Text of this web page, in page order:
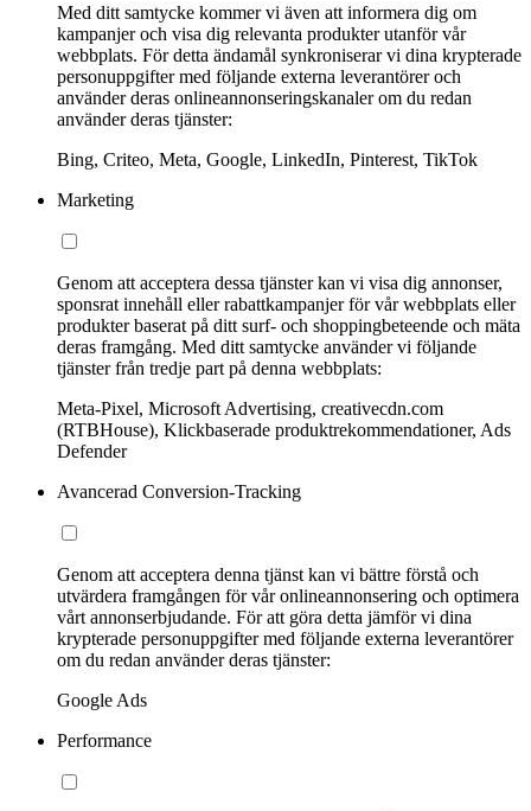
Med ditt samtycke kommer vi även att informera dig om
kampanjer och visa dig relevanta produkter utanför vår
webbplats. För detta ändamål synkroniserar vi dina krypterade
personuppgifter med följande externa leverantörer och
använder deras onlineannonseringskanaler om du redan
använder deras tjänster:
Bing, Criteo, Meta, Google, LinkedIn, Pinterest, TikTok
Marketing
Genom att acceptera dessa tjänster kan vi visa dig annonser,
sponsrat innehåll eller rabattkampanjer för vår webbplats eller
produkter baserat på ditt surf- och shoppingbeteende och mäta
deras framgång. Med ditt samtycke använder vi följande
tjänster från tredje part på denna webbplats:
Meta-Pixel, Microsoft Advertising, creativecdn.com
(RTBHouse), Klickbaserade produktrekommendationer, Ads
Defender
Avancerad Conversion-Tracking
Genom att acceptera denna tjänst kan vi bättre förstå och
utvärdera framgången för vår onlineannonsering och optimera
vårt annonserbjudande. För att göra detta jämför vi dina
krypterade personuppgifter med följande externa leverantörer
om du redan använder deras tjänster:
Google Ads
Performance